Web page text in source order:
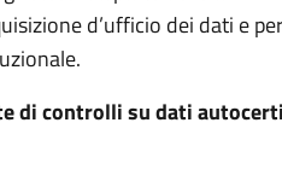
d’ufficio dei dati e
di controlli su dati